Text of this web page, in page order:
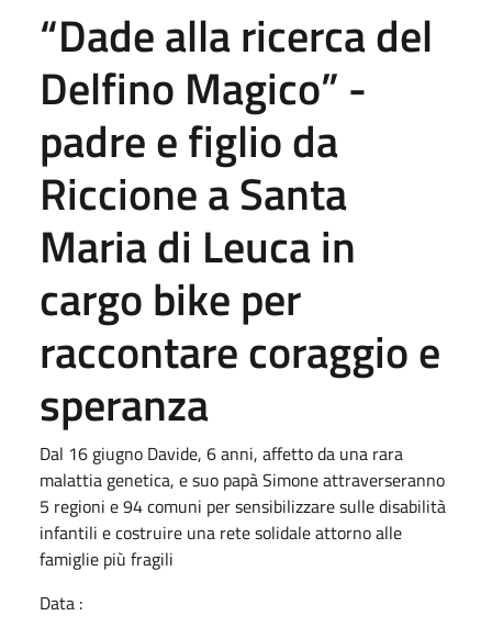
“Dade alla ricerca del
Delfino Magico” -
padre e figlio da
Riccione a Santa
Maria di Leuca in
cargo bike per
raccontare coraggio e
speranza
Dal 16 giugno Davide, 6 anni, affetto da una rara
malattia genetica, e suo papà Simone attraverseranno
5 regioni e 94 comuni per sensibilizzare sulle disabilità
infantili e costruire una rete solidale attorno alle
famiglie più fragili
Data :